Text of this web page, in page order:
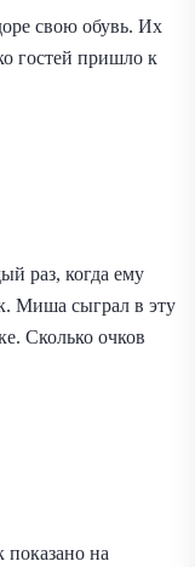
свою обувь. Их
гостей пришло к
раз, когда ему
Миша сыграл в эту
Сколько очков
показано на